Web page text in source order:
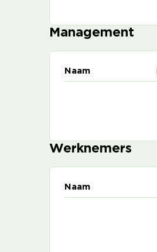
Management
Naam
Werknemers
Naam